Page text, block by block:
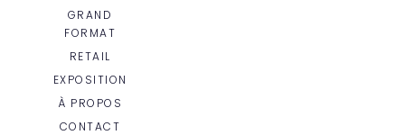
GRAND
FORMAT
RETAIL
EXPOSITION
À PROPOS
CONTACT